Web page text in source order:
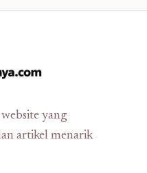
yang
artikel menarik